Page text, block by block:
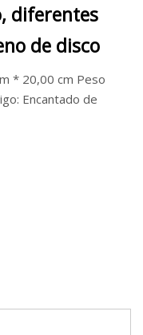
diferentes
de disco
* 20,00 cm Peso
Encantado de